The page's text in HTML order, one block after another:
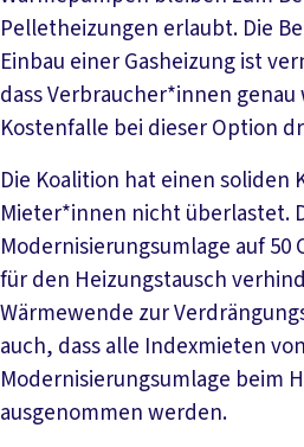
Pelletheizungen erlaubt. Die
Einbau einer Gasheizung ist
dass Verbraucher*innen
Kostenfalle bei dieser Option
Die Koalition hat einen soliden
Mieter*innen nicht überlastet.
Modernisierungsumlage auf
für den Heizungstausch
Wärmewende zur
auch, dass alle Indexmieten
Modernisierungsumlage beim
ausgenommen werden.